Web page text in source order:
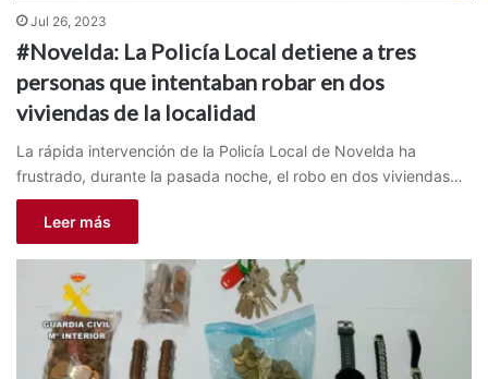
Jul 26, 2023
#Novelda: La Policía Local detiene a tres
personas que intentaban robar en dos
viviendas de la localidad
La rápida intervención de la Policía Local de Novelda ha
frustrado, durante la pasada noche, el robo en dos viviendas…
Leer más